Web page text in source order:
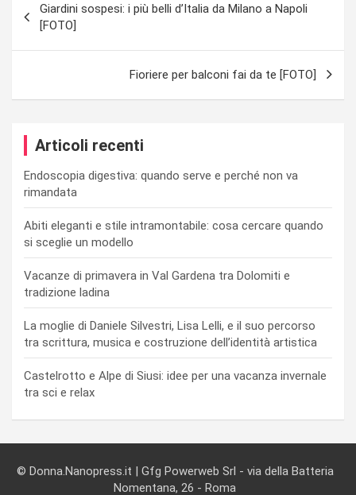
articoli
Giardini sospesi: i più belli d’Italia da Milano a Napoli
[FOTO]
Fioriere per balconi fai da te [FOTO]
Articoli recenti
Endoscopia digestiva: quando serve e perché non va
rimandata
Abiti eleganti e stile intramontabile: cosa cercare quando
si sceglie un modello
Vacanze di primavera in Val Gardena tra Dolomiti e
tradizione ladina
La moglie di Daniele Silvestri, Lisa Lelli, e il suo percorso
tra scrittura, musica e costruzione dell’identità artistica
Castelrotto e Alpe di Siusi: idee per una vacanza invernale
tra sci e relax
© Donna.Nanopress.it | Gfg Powerweb Srl - via della Batteria
Nomentana, 26 - Roma